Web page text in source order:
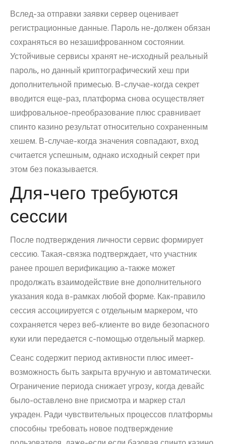
Вслед-за отправки заявки сервер оценивает
регистрационные данные. Пароль не-должен обязан
сохраняться во незашифрованном состоянии.
Устойчивые сервисы хранят не-исходный реальный
пароль, но данный криптографический хеш при
дополнительной примесью. В-случае-когда секрет
вводится еще-раз, платформа снова осуществляет
шифровальное-преобразование плюс сравнивает
спинто казино результат относительно сохраненным
хешем. В-случае-когда значения совпадают, вход
считается успешным, однако исходный секрет при
этом без показывается.
Для-чего требуются
сессии
После подтверждения личности сервис формирует
сессию. Такая-связка подтверждает, что участник
ранее прошел верификацию а-также может
продолжать взаимодействие вне дополнительного
указания кода в-рамках любой форме. Как-правило
сессия ассоциируется с отдельным маркером, что
сохраняется через веб-клиенте во виде безопасного
куки или передается с-помощью отдельный маркер.
Сеанс содержит период активности плюс имеет-
возможность быть закрыта вручную и автоматически.
Ограничение периода снижает угрозу, когда девайс
было-оставлено вне присмотра и маркер стал
украден. Ради чувствительных процессов платформы
способны требовать новое подтверждение